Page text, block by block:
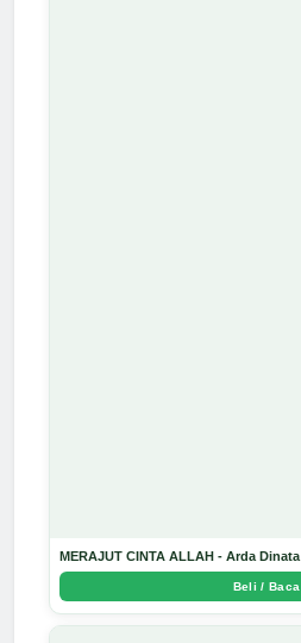
MERAJUT CINTA ALLAH - Arda Dinata
Beli / Baca